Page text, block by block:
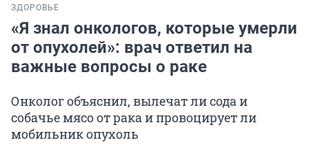
ЗДОРОВЬЕ
«Я знал онкологов, которые умерли
от опухолей»: врач ответил на
важные вопросы о раке
Онколог объяснил, вылечат ли сода и
собачье мясо от рака и провоцирует ли
мобильник опухоль